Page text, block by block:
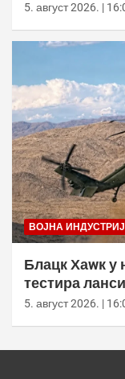
5. август 2026. |
ВОЈНА
Блацк Хаwк у
тестира
дронова
5. август 2026. |